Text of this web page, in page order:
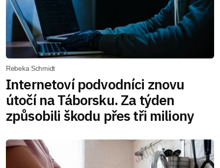
Rebeka Schmidt
Internetoví podvodníci znovu
útočí na Táborsku. Za týden
způsobili škodu přes tři miliony